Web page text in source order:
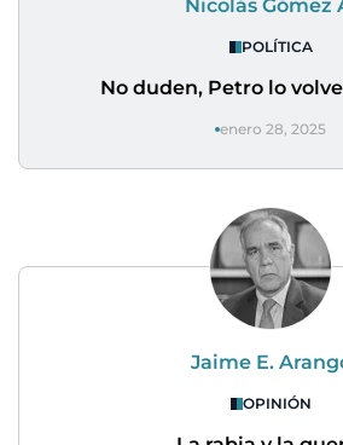
Nicolás Gómez
POLÍTICA
No duden, Petro lo
enero 28, 2025
Jaime E.
OPINIÓN